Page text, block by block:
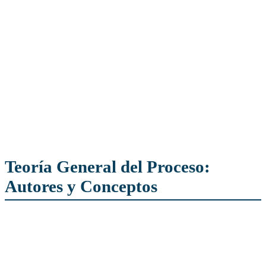
Teoría General del Proceso:
Autores y Conceptos